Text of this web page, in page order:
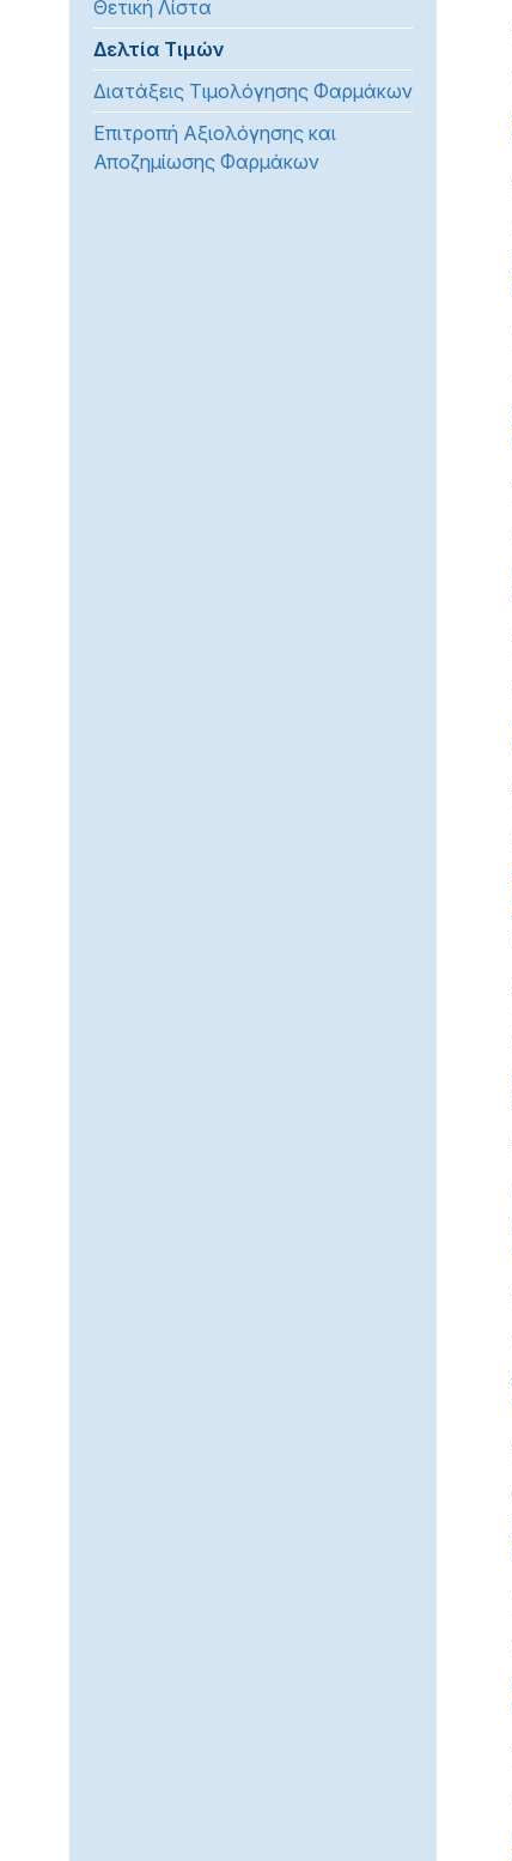
προβλήματα
χρησιμοποιούν
πρόγραμμα
ανάγνωσης
Θετική Λίστα
Δελτία Τιμών
Διατάξεις Τιμολόγησης Φαρμάκων
Επιτροπή Αξιολόγησης και
Αποζημίωσης Φαρμάκων